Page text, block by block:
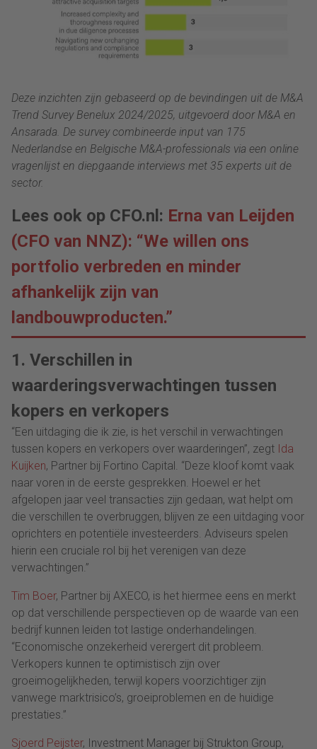
Deze inzichten zijn gebaseerd op de bevindingen uit de M&A
Trend Survey Benelux 2024/2025, uitgevoerd door M&A en
Ansarada. De survey combineerde input van 175
Nederlandse en Belgische M&A-professionals via een online
vragenlijst en diepgaande interviews met 35 experts uit de
sector.
Lees ook op CFO.nl: Erna van Leijden
(CFO van NNZ): “We willen ons
portfolio verbreden en minder
afhankelijk zijn van
landbouwproducten.”
1. Verschillen in
waarderingsverwachtingen tussen
kopers en verkopers
“Een uitdaging die ik zie, is het verschil in verwachtingen
tussen kopers en verkopers over waarderingen”, zegt Ida
Kuijken, Partner bij Fortino Capital. “Deze kloof komt vaak
naar voren in de eerste gesprekken. Hoewel er het
afgelopen jaar veel transacties zijn gedaan, wat helpt om
die verschillen te overbruggen, blijven ze een uitdaging voor
oprichters en potentiële investeerders. Adviseurs spelen
hierin een cruciale rol bij het verenigen van deze
verwachtingen.”
Tim Boer, Partner bij AXECO, is het hiermee eens en merkt
op dat verschillende perspectieven op de waarde van een
bedrijf kunnen leiden tot lastige onderhandelingen.
“Economische onzekerheid verergert dit probleem.
Verkopers kunnen te optimistisch zijn over
groeimogelijkheden, terwijl kopers voorzichtiger zijn
vanwege marktrisico’s, groeiproblemen en de huidige
prestaties.”
Sjoerd Peijster, Investment Manager bij Strukton Group,